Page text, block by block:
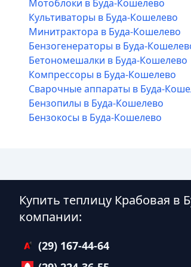
Мотоблоки в Буда-Кошелево
Культиваторы в Буда-Кошелево
Минитрактора в Буда-Кошелево
Бензогенераторы в Буда-
Бетономешалки в Буда-Кошелево
Компрессоры в Буда-Кошелево
Сварочные аппараты в Буда-
Бензопилы в Буда-Кошелево
Бензокосы в Буда-Кошелево
Купить теплицу Крабовая в
компании:
(29) 167-44-64